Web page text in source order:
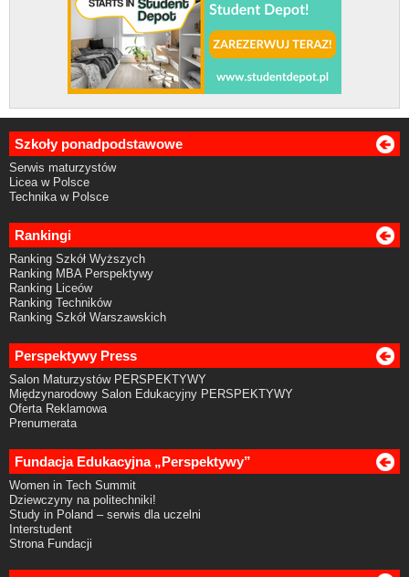
Szkoły ponadpodstawowe
Serwis maturzystów
Licea w Polsce
Technika w Polsce
Rankingi
Ranking Szkół Wyższych
Ranking MBA Perspektywy
Ranking Liceów
Ranking Techników
Ranking Szkół Warszawskich
Perspektywy Press
Salon Maturzystów PERSPEKTYWY
Międzynarodowy Salon Edukacyjny PERSPEKTYWY
Oferta Reklamowa
Prenumerata
Fundacja Edukacyjna „Perspektywy”
Women in Tech Summit
Dziewczyny na politechniki!
Study in Poland – serwis dla uczelni
Interstudent
Strona Fundacji